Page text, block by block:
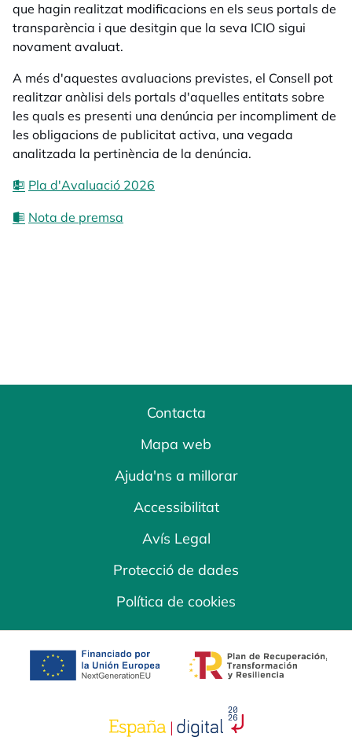
que hagin realitzat modificacions en els seus portals de
transparència i que desitgin que la seva ICIO sigui
novament avaluat.
A més d'aquestes avaluacions previstes, el Consell pot
realitzar anàlisi dels portals d'aquelles entitats sobre
les quals es presenti una denúncia per incompliment de
les obligacions de publicitat activa, una vegada
analitzada la pertinència de la denúncia.
Pla d'Avaluació 2026
Nota de premsa
Contacta
Mapa web
Ajuda'ns a millorar
Accessibilitat
Avís Legal
Protecció de dades
Política de cookies
opens in a new tab opens in a new
opens in a new tab